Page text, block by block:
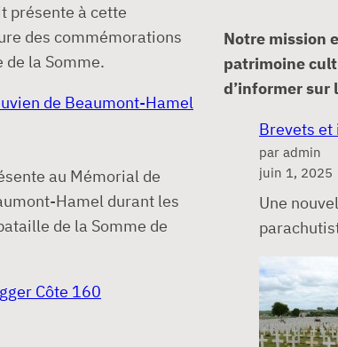
présente à cette
des commémorations
la Somme.
de Beaumont-Hamel
au Mémorial de
Hamel durant les
de la Somme de
Côte 160
Notre mission
patrimoine
d’informer sur
Brevets
par admin
juin 1, 2025
Une